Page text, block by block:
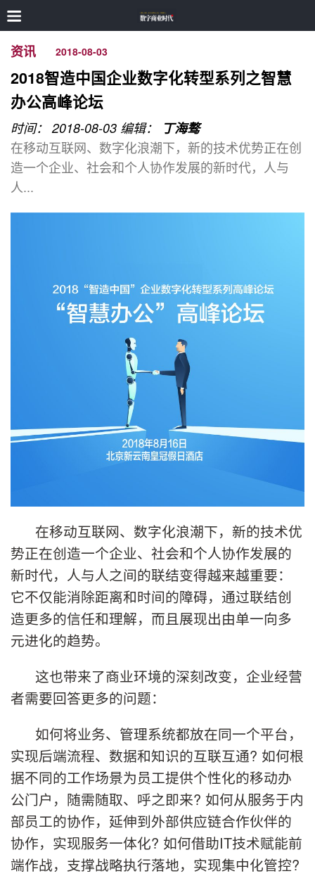
资讯 2018-08-03
2018智造中国企业数字化转型系列之智慧
办公高峰论坛
时间： 2018-08-03 编辑：
丁海骜
在移动互联网、数字化浪潮下，新的技术优势正在创
造一个企业、社会和个⼈协作发展的新时代，人与
人...
在移动互联网、数字化浪潮下，新的技术优
势正在创造一个企业、社会和个⼈协作发展的
新时代，人与人之间的联结变得越来越重要：
它不仅能消除距离和时间的障碍，通过联结创
造更多的信任和理解，而且展现出由单⼀向多
元进化的趋势。
这也带来了商业环境的深刻改变，企业经营
者需要回答更多的问题：
如何将业务、管理系统都放在同一个平台，
实现后端流程、数据和知识的互联互通? 如何根
据不同的工作场景为员工提供个性化的移动办
公门户，随需随取、呼之即来? 如何从服务于内
部员工的协作，延伸到外部供应链合作伙伴的
协作，实现服务一体化? 如何借助IT技术赋能前
端作战，支撑战略执行落地，实现集中化管控?